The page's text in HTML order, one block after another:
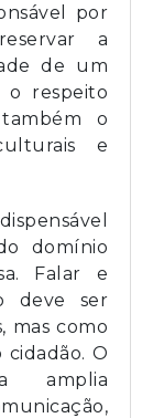
por
a
de um
o respeito
o
e
domínio
Falar e
deve ser
mas como
O
amplia